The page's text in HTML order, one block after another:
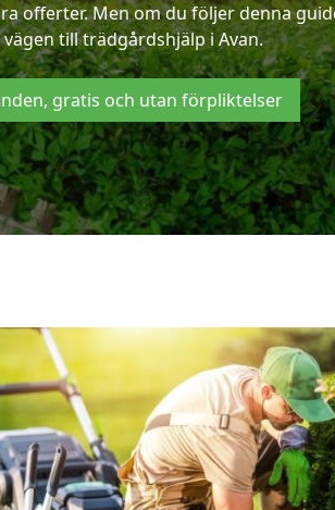
offerter. Men om du följer denna
till trädgårdshjälp i Avan.
gratis och utan förpliktelser